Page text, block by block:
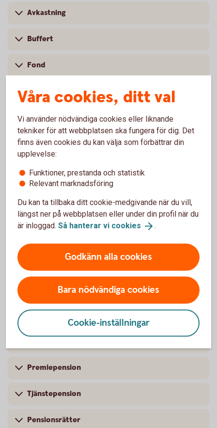
Avkastning
Buffert
Fond
Förmånstagare
Indexfond
Investeringssparkonto
Räntebärande värdepapper
Sparhorisont
Pension
Premiepension
Tjänstepension
Pensionsrätter
Våra cookies, ditt val
Vi använder nödvändiga cookies eller liknande
tekniker för att webbplatsen ska fungera för dig. Det
finns även cookies du kan välja som förbättrar din
upplevelse:
Funktioner, prestanda och statistik
Relevant marknadsföring
Du kan ta tillbaka ditt cookie-medgivande när du vill,
längst ner på webbplatsen eller under din profil när du
är inloggad. Så hanterar vi cookies .
Godkänn alla cookies
Bara nödvändiga cookies
Cookie-inställningar